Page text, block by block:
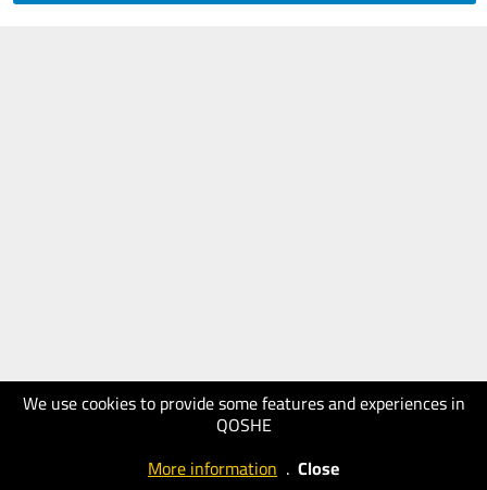
We use cookies to provide some features and experiences in
QOSHE
More information . Close